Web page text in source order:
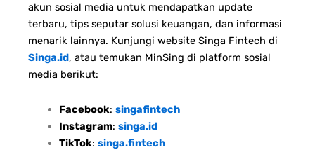
akun sosial media untuk mendapatkan update
terbaru, tips seputar solusi keuangan, dan informasi
menarik lainnya. Kunjungi website Singa Fintech di
Singa.id, atau temukan MinSing di platform sosial
media berikut:
Facebook: singafintech
Instagram: singa.id
TikTok: singa.fintech